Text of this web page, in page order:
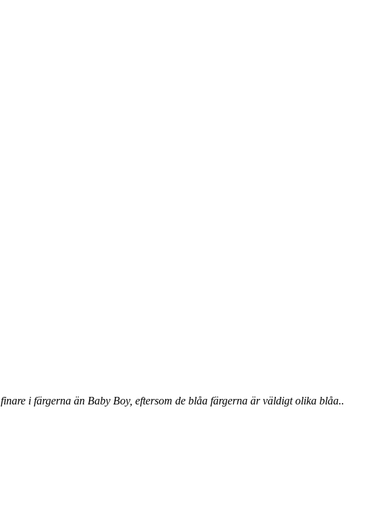
i färgerna än Baby Boy, eftersom de blåa färgerna är väldigt olika blåa..